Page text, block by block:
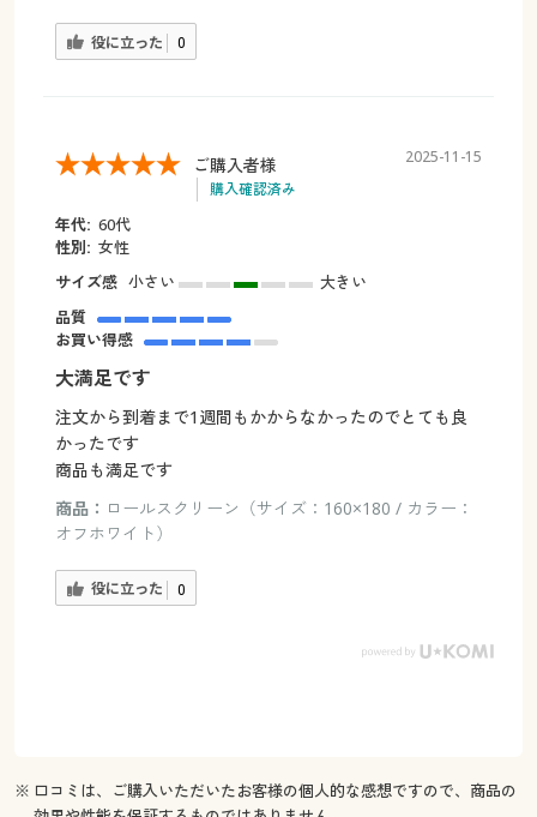
役に立った 0
ご購入者様
購入確認済み
2025-11-15
年代: 60代
性別: 女性
サイズ感 小さい
大きい
品質
お買い得感
大満足です
注文から到着まで1週間もかからなかったのでとても良
かったです
商品も満足です
商品： ロールスクリーン（サイズ：160×180 / カラー：
オフホワイト）
役に立った 0
※ 口コミは、ご購入いただいたお客様の個人的な感想ですので、商品の